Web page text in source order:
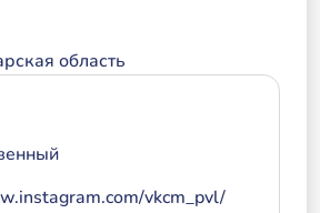
область
vkcm_pvl/